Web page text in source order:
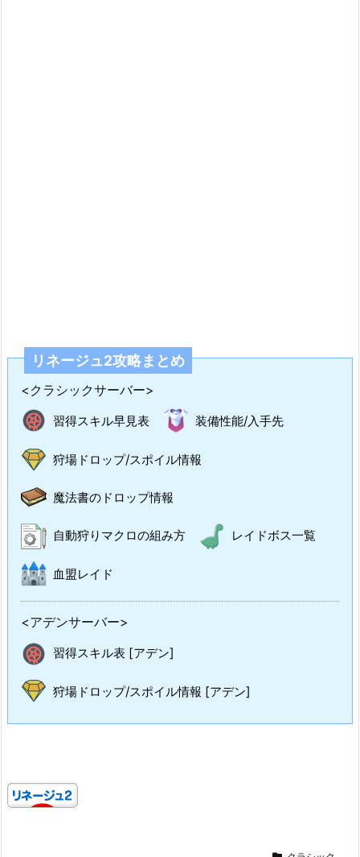
リネージュ2攻略まとめ
<クラシックサーバー>
習得スキル早見表 装備性能/入手先
狩場ドロップ/スポイル情報
魔法書のドロップ情報
自動狩りマクロの組み方 レイドボス一覧
血盟レイド
<アデンサーバー>
習得スキル表 [アデン]
狩場ドロップ/スポイル情報 [アデン]